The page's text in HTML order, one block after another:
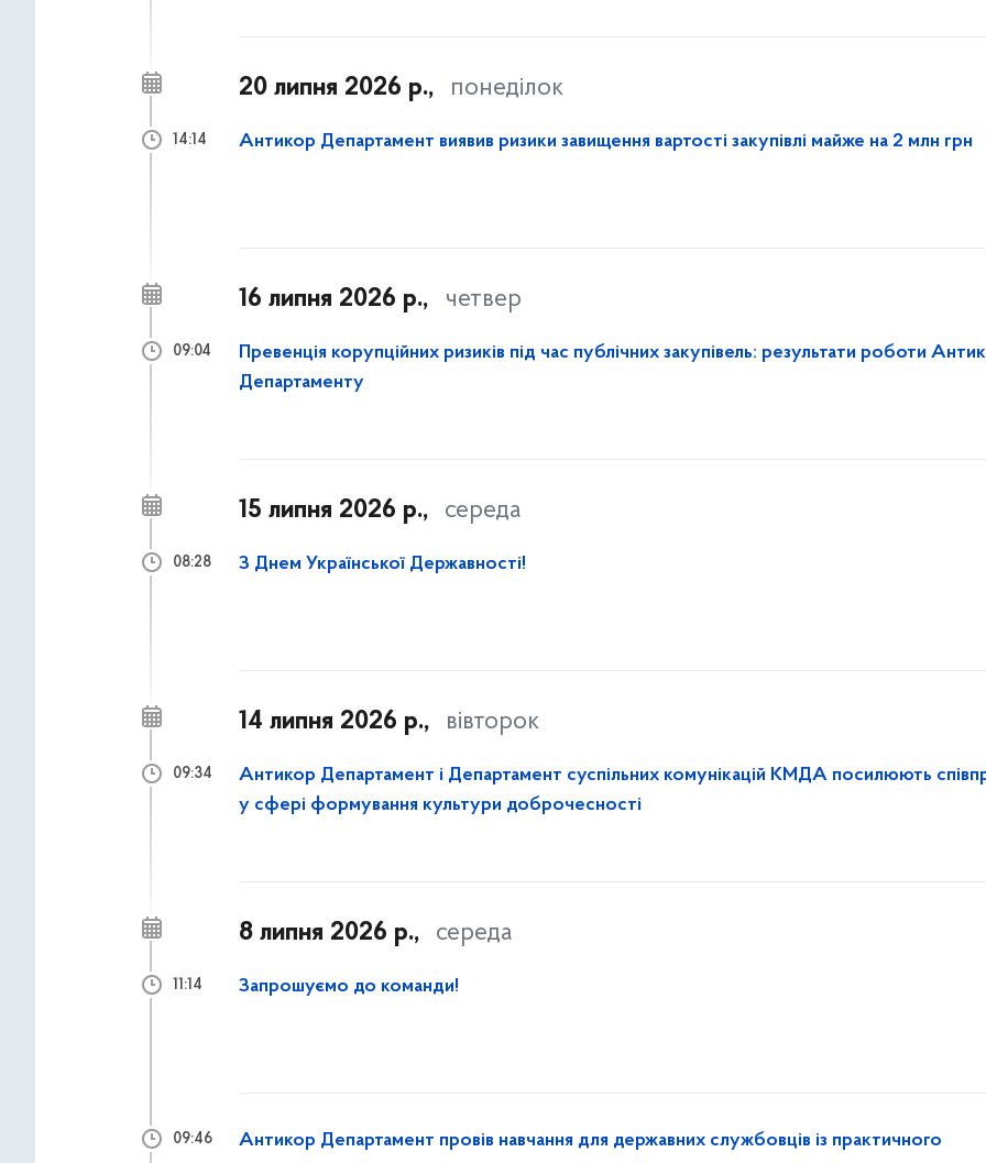
20 липня 2026 р., понеділок
Антикор Департамент виявив ризики завищення вартості закупівлі майже на 2 млн грн
14:14
16 липня 2026 р., четвер
Превенція корупційних ризиків під час публічних закупівель: результати роботи
Департаменту
09:04
15 липня 2026 р., середа
З Днем Української Державності!
08:28
14 липня 2026 р., вівторок
Антикор Департамент і Департамент суспільних комунікацій КМДА посилюють
у сфері формування культури доброчесності
09:34
8 липня 2026 р., середа
Запрошуємо до команди!
11:14
Антикор Департамент провів навчання для державних службовців із практичного
09:46